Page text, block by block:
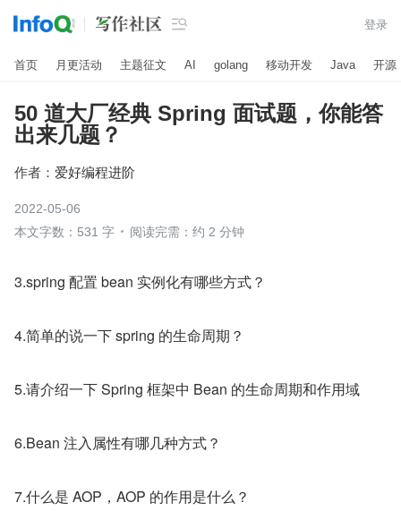
 登录
首页 月更活动 主题征文 AI golang 移动开发 Java 开源
50 道大厂经典 Spring 面试题，你能答
出来几题？
作者： 爱好编程进阶
2022-05-06
本文字数：531 字
阅读完需：约 2 分钟
3.spring 配置 bean 实例化有哪些方式？
4.简单的说一下 spring 的生命周期？
5.请介绍一下 Spring 框架中 Bean 的生命周期和作用域
6.Bean 注入属性有哪几种方式？
7.什么是 AOP，AOP 的作用是什么？